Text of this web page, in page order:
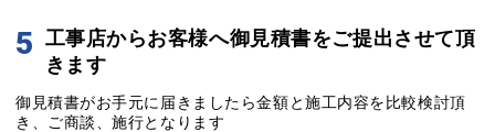
5 工事店からお客様へ御見積書をご提出させて頂
きます
御見積書がお手元に届きましたら金額と施工内容を比較検討頂
き、ご商談、施行となります